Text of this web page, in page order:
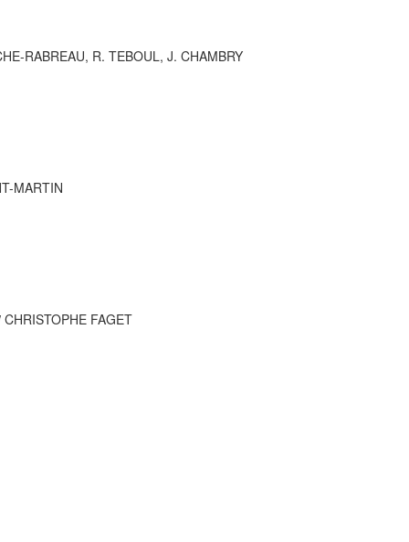
RABREAU, R. TEBOUL, J. CHAMBRY
MARTIN
CHRISTOPHE FAGET